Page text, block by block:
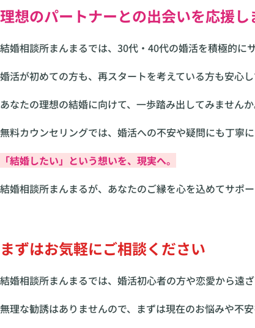
理想のパートナーとの出会いを応援し
結婚相談所まんまるでは、30代・40代の婚活を積極的に
婚活が初めての方も、再スタートを考えている方も安心し
あなたの理想の結婚に向けて、一歩踏み出してみませんか
無料カウンセリングでは、婚活への不安や疑問にも丁寧に
「結婚したい」という想いを、現実へ。
結婚相談所まんまるが、あなたのご縁を心を込めてサポー
まずはお気軽にご相談ください
結婚相談所まんまるでは、婚活初心者の方や恋愛から遠
無理な勧誘はありませんので、まずは現在のお悩みや不